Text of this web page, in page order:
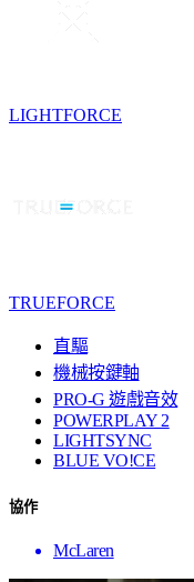
LIGHTFORCE
TRUEFORCE
直驅
機械按鍵軸
PRO-G 遊戲音效
POWERPLAY 2
LIGHTSYNC
BLUE VO!CE
協作
McLaren